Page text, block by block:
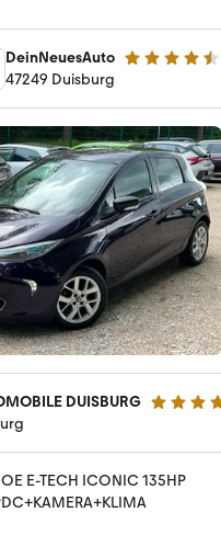
DeinNeuesAuto 4.7 Sterne
47249 Duisburg
DUISBURG 4.4 Sterne